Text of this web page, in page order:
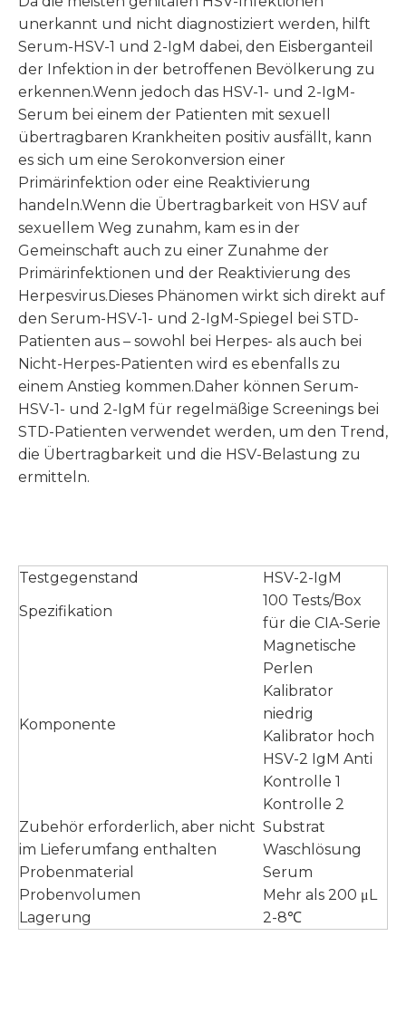
unerkannt und nicht diagnostiziert werden, hilft
Serum-HSV-1 und 2-IgM dabei, den Eisberganteil
der Infektion in der betroffenen Bevölkerung zu
erkennen.Wenn jedoch das HSV-1- und 2-IgM-
Serum bei einem der Patienten mit sexuell
übertragbaren Krankheiten positiv ausfällt, kann
es sich um eine Serokonversion einer
Primärinfektion oder eine Reaktivierung
handeln.Wenn die Übertragbarkeit von HSV auf
sexuellem Weg zunahm, kam es in der
Gemeinschaft auch zu einer Zunahme der
Primärinfektionen und der Reaktivierung des
Herpesvirus.Dieses Phänomen wirkt sich direkt auf
den Serum-HSV-1- und 2-IgM-Spiegel bei STD-
Patienten aus – sowohl bei Herpes- als auch bei
Nicht-Herpes-Patienten wird es ebenfalls zu
einem Anstieg kommen.Daher können Serum-
HSV-1- und 2-IgM für regelmäßige Screenings bei
STD-Patienten verwendet werden, um den Trend,
die Übertragbarkeit und die HSV-Belastung zu
ermitteln.
Testgegenstand
HSV-2-IgM
Spezifikation
100 Tests/Box
für die CIA-Serie
Komponente
Magnetische
Perlen
Kalibrator
niedrig
Kalibrator hoch
HSV-2 IgM Anti
Kontrolle 1
Kontrolle 2
Zubehör erforderlich, aber nicht
im Lieferumfang enthalten
Substrat
Waschlösung
Probenmaterial
Serum
Probenvolumen
Mehr als 200 μL
Lagerung
2-8℃